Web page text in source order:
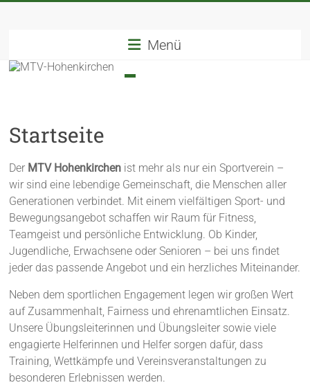
Menü
Startseite
Der MTV Hohenkirchen ist mehr als nur ein Sportverein –
wir sind eine lebendige Gemeinschaft, die Menschen aller
Generationen verbindet. Mit einem vielfältigen Sport- und
Bewegungsangebot schaffen wir Raum für Fitness,
Teamgeist und persönliche Entwicklung. Ob Kinder,
Jugendliche, Erwachsene oder Senioren – bei uns findet
jeder das passende Angebot und ein herzliches Miteinander.
Neben dem sportlichen Engagement legen wir großen Wert
auf Zusammenhalt, Fairness und ehrenamtlichen Einsatz.
Unsere Übungsleiterinnen und Übungsleiter sowie viele
engagierte Helferinnen und Helfer sorgen dafür, dass
Training, Wettkämpfe und Vereinsveranstaltungen zu
besonderen Erlebnissen werden.